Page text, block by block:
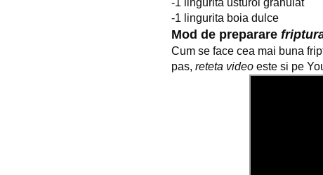
-1 lingurita usturoi granulat
-1 lingurita boia dulce
Mod de preparare
Cum se face cea mai buna
pas, reteta video este si pe